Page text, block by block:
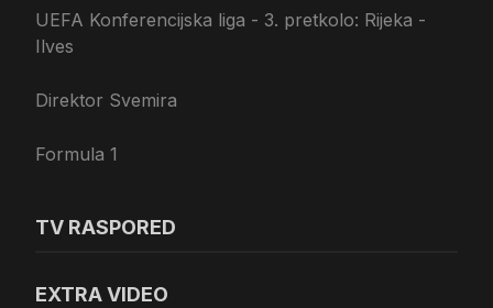
UEFA Konferencijska liga - 3. pretkolo: Rijeka -
Ilves
Direktor Svemira
Formula 1
TV RASPORED
EXTRA VIDEO